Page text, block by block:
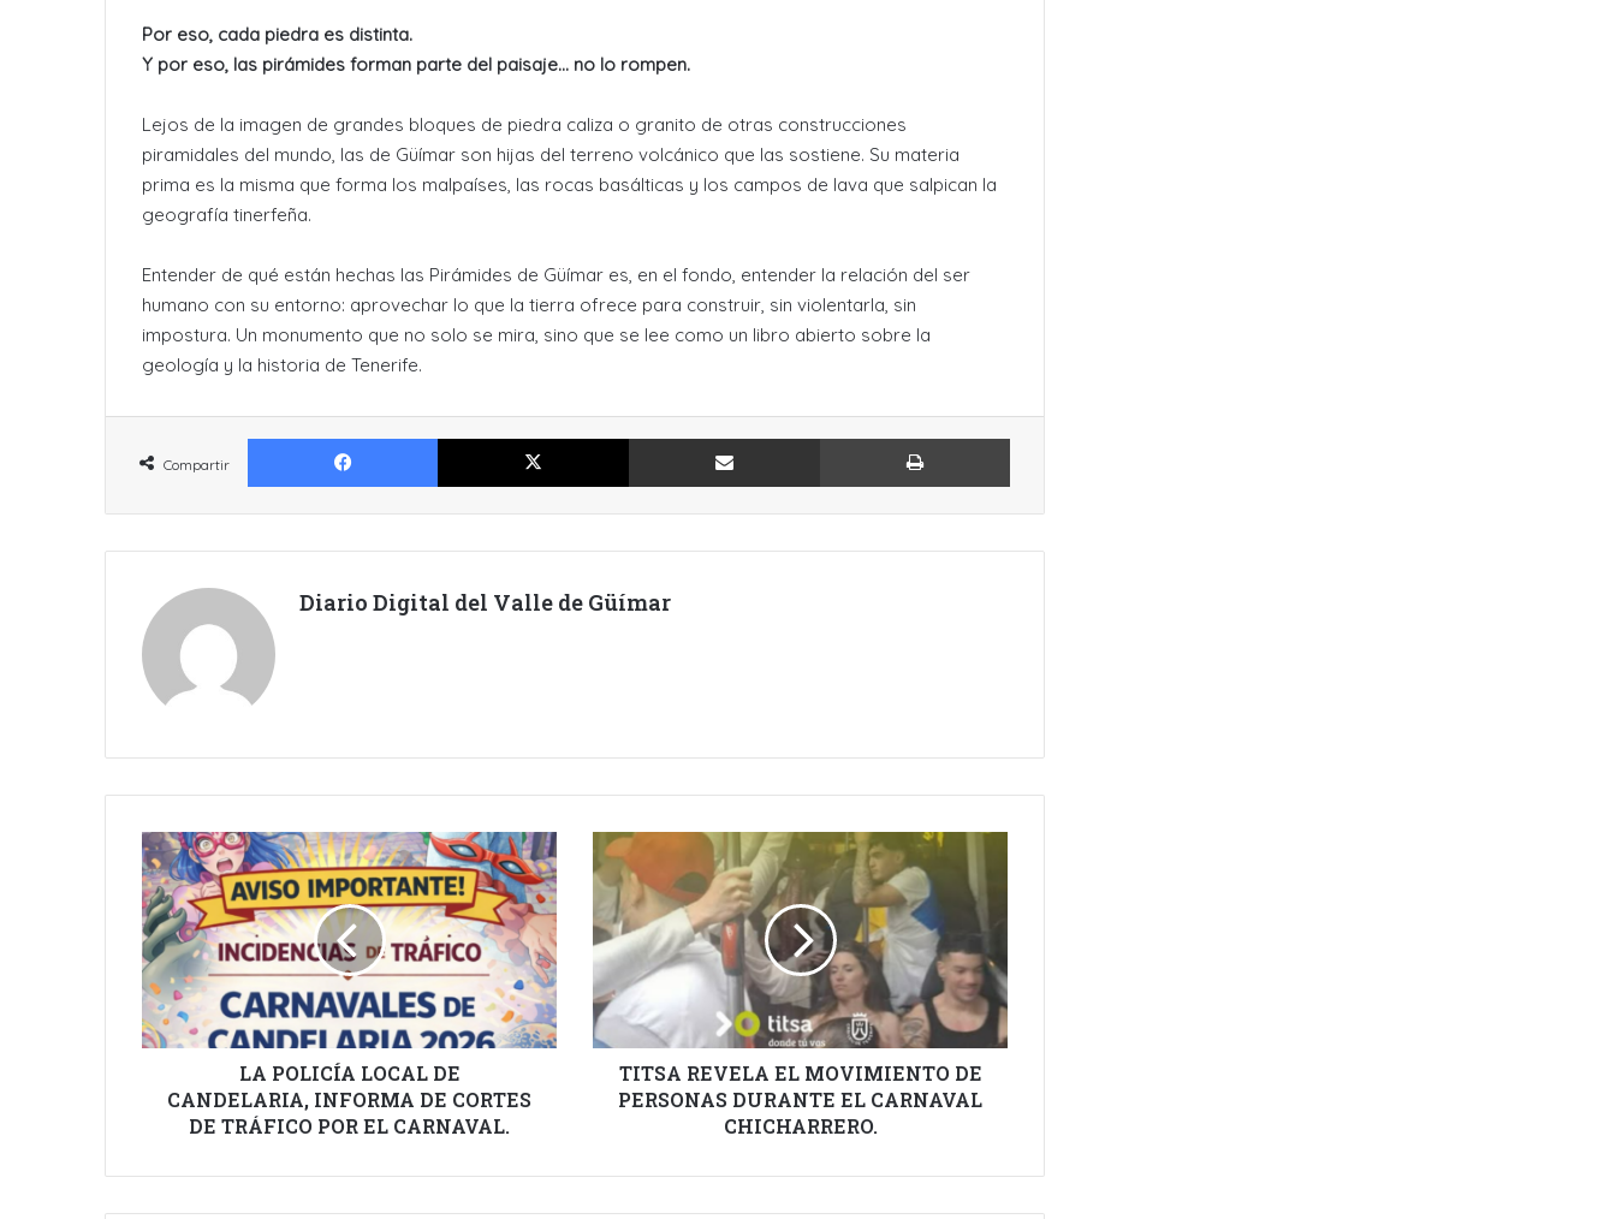
Por eso, cada piedra es distinta.
Y por eso, las pirámides forman parte del paisaje… no lo rompen.
Lejos de la imagen de grandes bloques de piedra caliza o granito de otras construcciones
piramidales del mundo, las de Güímar son hijas del terreno volcánico que las sostiene. Su materia
prima es la misma que forma los malpaíses, las rocas basálticas y los campos de lava que salpican la
geografía tinerfeña.
Entender de qué están hechas las Pirámides de Güímar es, en el fondo, entender la relación del ser
humano con su entorno: aprovechar lo que la tierra ofrece para construir, sin violentarla, sin
impostura. Un monumento que no solo se mira, sino que se lee como un libro abierto sobre la
geología y la historia de Tenerife.
Compartir
Facebook X Compartir por Email Imprimir
Diario Digital del Valle de Güímar
LA
POLICÍA
LOCAL
DE
CANDELARIA,
INFORMA
DE
CORTES
DE
POR
LA POLICÍA LOCAL DE
CANDELARIA, INFORMA DE CORTES
DE TRÁFICO POR EL CARNAVAL.
TITSA
REVELA
MOVIMIENTO
DE
PERSONAS
DURANTE
EL
CARNAVAL
CHICHARRERO.
TITSA REVELA EL MOVIMIENTO DE
PERSONAS DURANTE EL CARNAVAL
CHICHARRERO.